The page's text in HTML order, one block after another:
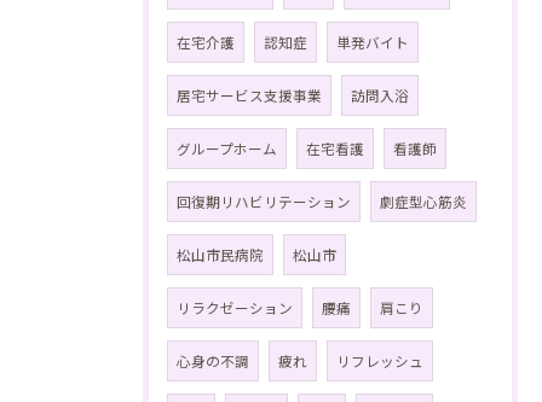
在宅介護 認知症 単発バイト
居宅サービス支援事業 訪問入浴
グループホーム 在宅看護 看護師
回復期リハビリテーション 劇症型心筋炎
松山市民病院 松山市
リラクゼーション 腰痛 肩こり
心身の不調 疲れ リフレッシュ